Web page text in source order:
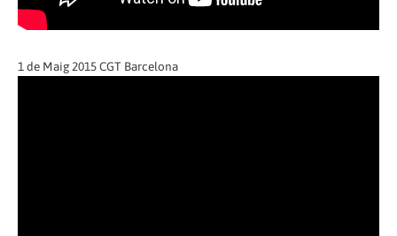
1 de Maig 2015 CGT Barcelona